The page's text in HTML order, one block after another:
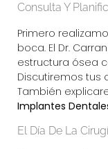
Consulta Y
Primero
boca. El Dr.
estructura ósea
Discutiremos tus
También
Implantes
El Día De La